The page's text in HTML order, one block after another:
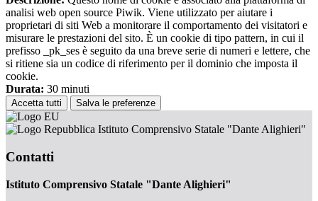
analisi web open source Piwik. Viene utilizzato per aiutare i
proprietari di siti Web a monitorare il comportamento dei visitatori e
misurare le prestazioni del sito. È un cookie di tipo pattern, in cui il
prefisso _pk_ses è seguito da una breve serie di numeri e lettere, che
si ritiene sia un codice di riferimento per il dominio che imposta il
cookie.
Durata: 30 minuti
Accetta tutti Salva le preferenze
Istituto Comprensivo Statale "Dante Alighieri"
Contatti
Istituto Comprensivo Statale "Dante Alighieri"